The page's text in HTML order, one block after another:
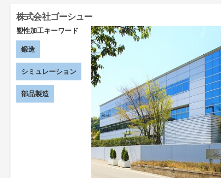
株式会社ゴーシュー
塑性加工キーワード
鍛造
シミュレーション
部品製造